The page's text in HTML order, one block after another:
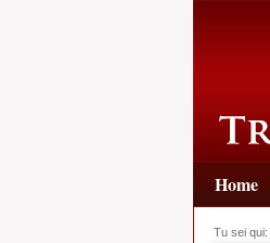
Home
Tu sei qui: